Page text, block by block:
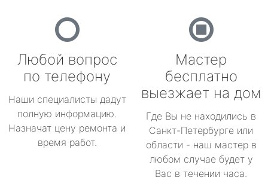
Любой вопрос
по телефону
Наши специалисты дадут
полную информацию.
Назначат цену ремонта и
время работ.
Мастер
бесплатно
выезжает на дом
Где Вы не находились в
Санкт-Петербурге или
области - наш мастер в
любом случае будет у
Вас в течении часа.